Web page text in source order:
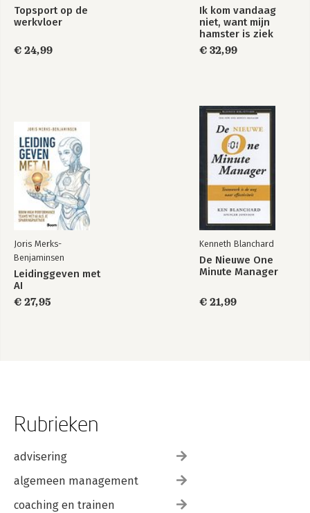
Topsport op de
werkvloer
€ 24,99
Ik kom vandaag
niet, want mijn
hamster is ziek
€ 32,99
Joris Merks-
Benjaminsen
Leidinggeven met
AI
€ 27,95
Kenneth Blanchard
De Nieuwe One
Minute Manager
€ 21,99
Rubrieken
advisering
algemeen management
coaching en trainen